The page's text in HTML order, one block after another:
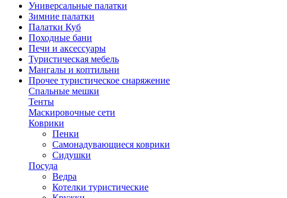
Универсальные палатки
Зимние палатки
Палатки Куб
Походные бани
Печи и аксессуары
Туристическая мебель
Мангалы и коптильни
Прочее туристическое снаряжение
Спальные мешки
Тенты
Маскировочные сети
Коврики
Пенки
Самонадувающиеся коврики
Сидушки
Посуда
Ведра
Котелки туристические